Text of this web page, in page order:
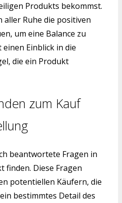
Produkts bekommst.
aller Ruhe die positiven
um eine Balance zu
Einblick in die
die ein Produkt
zum Kauf
beantwortete Fragen in
finden. Diese Fragen
potentiellen Käufern, die
bestimmtes Detail des